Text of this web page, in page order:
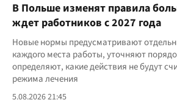
В Польше изменят правила
ждет работников с 2027 года
Новые нормы предусматривают
каждого места работы, уточняют
определяют, какие действия не будут
режима лечения
5.08.2026 21:45